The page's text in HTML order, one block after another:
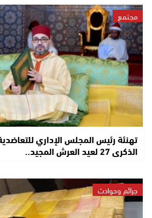
مجتمع
تهنئة رئيس المجلس الإداري
الذكرى 27 لعيد العرش المجيد..
جرائم وحوادث